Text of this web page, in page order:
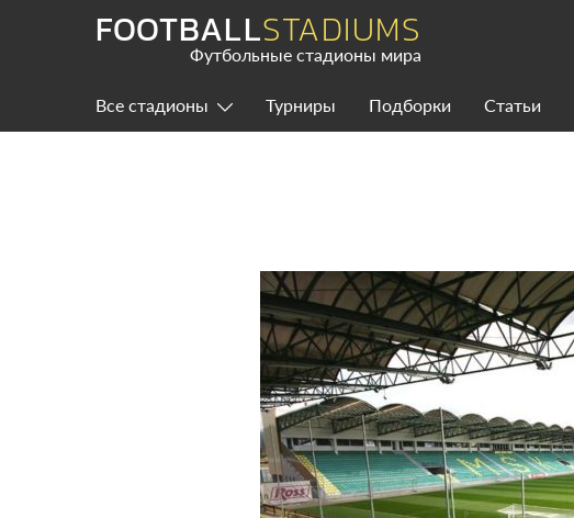
FOOTBALLSTADIUMS
Футбольные стадионы мира
Все стадионы Турниры Подборки Статьи